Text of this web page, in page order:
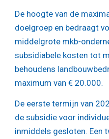
De hoogte van de
doelgroep en bedraagt
middelgrote mkb-
subsidiabele kosten tot
behoudens
maximum van € 20.000.
De eerste termijn van
de subsidie voor
inmiddels gesloten. Een